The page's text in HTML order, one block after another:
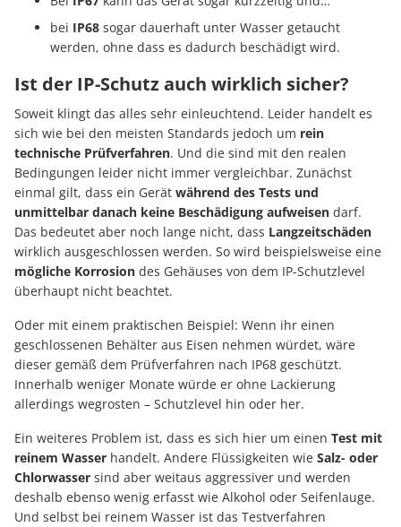
bei IP68 sogar dauerhaft unter Wasser getaucht
werden, ohne dass es dadurch beschädigt wird.
Ist der IP-Schutz auch wirklich sicher?
Soweit klingt das alles sehr einleuchtend. Leider handelt es
sich wie bei den meisten Standards jedoch um rein
technische Prüfverfahren. Und die sind mit den realen
Bedingungen leider nicht immer vergleichbar. Zunächst
einmal gilt, dass ein Gerät während des Tests und
unmittelbar danach keine Beschädigung aufweisen darf.
Das bedeutet aber noch lange nicht, dass Langzeitschäden
wirklich ausgeschlossen werden. So wird beispielsweise eine
mögliche Korrosion des Gehäuses von dem IP-Schutzlevel
überhaupt nicht beachtet.
Oder mit einem praktischen Beispiel: Wenn ihr einen
geschlossenen Behälter aus Eisen nehmen würdet, wäre
dieser gemäß dem Prüfverfahren nach IP68 geschützt.
Innerhalb weniger Monate würde er ohne Lackierung
allerdings wegrosten – Schutzlevel hin oder her.
Ein weiteres Problem ist, dass es sich hier um einen Test mit
reinem Wasser handelt. Andere Flüssigkeiten wie Salz- oder
Chlorwasser sind aber weitaus aggressiver und werden
deshalb ebenso wenig erfasst wie Alkohol oder Seifenlauge.
Und selbst bei reinem Wasser ist das Testverfahren